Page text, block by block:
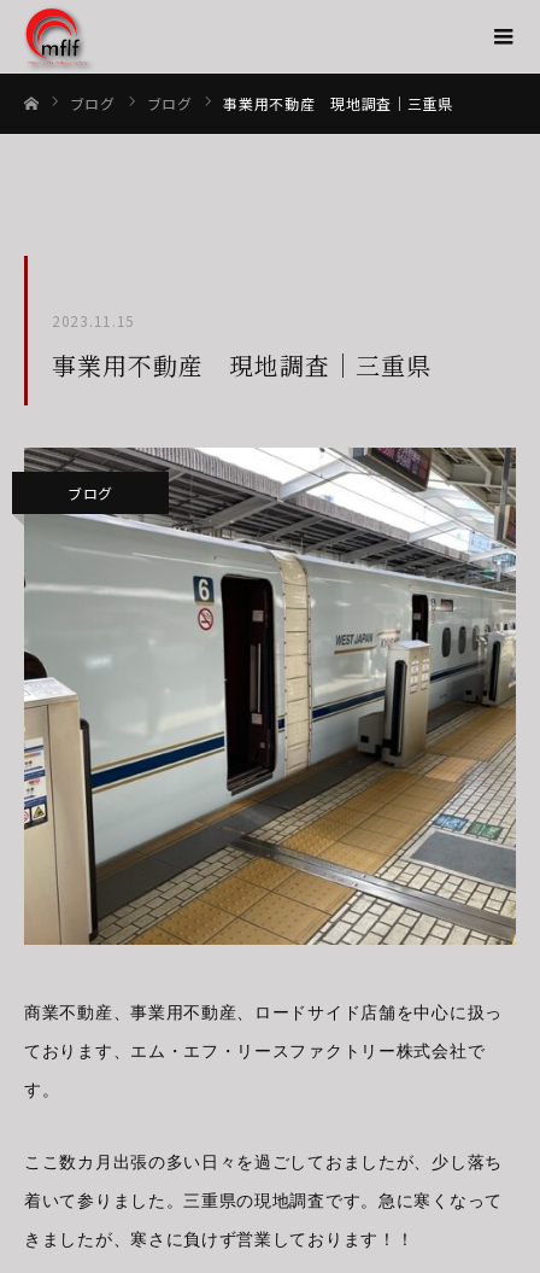
ブログ ブログ 事業用不動産 現地調査｜三重県
2023.11.15
事業用不動産 現地調査｜三重県
ブログ
商業不動産、事業用不動産、ロードサイド店舗を中心に扱っ
ております、エム・エフ・リースファクトリー株式会社で
す。
ここ数カ月出張の多い日々を過ごしておましたが、少し落ち
着いて参りました。三重県の現地調査です。急に寒くなって
きましたが、寒さに負けず営業しております！！